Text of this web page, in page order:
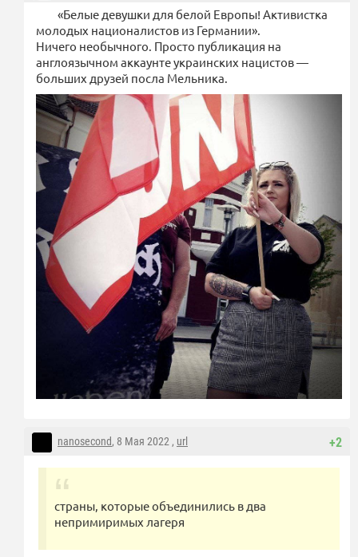
«Белые девушки для белой Европы! Активистка
молодых националистов из Германии».
Ничего необычного. Просто публикация на
англоязычном аккаунте украинских нацистов —
больших друзей посла Мельника.
+2
nanosecond, 8 Мая 2022 , url
страны, которые объединились в два
непримиримых лагеря